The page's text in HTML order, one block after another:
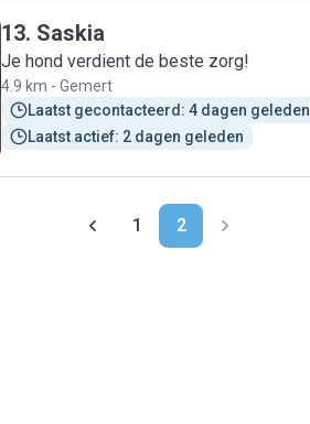
13. Saskia
Je hond verdient de beste zorg!
4.9 km - Gemert
Laatst gecontacteerd: 4 dagen geleden
Laatst actief: 2 dagen geleden
1 2